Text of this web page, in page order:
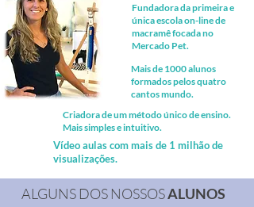
Fundadora da primeira e
única escola on-line de
macramê focada no
Mercado Pet.
Mais de 1000 alunos
formados pelos quatro
cantos mundo.
Criadora de um método único de ensino.
Mais simples e intuitivo.
Vídeo aulas com mais de 1 milhão de
visualizações.
ALGUNS DOS NOSSOSALUNOS